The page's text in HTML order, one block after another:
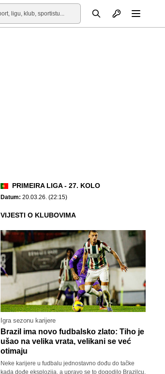
Otvori profil
PRIMEIRA LIGA - 27. KOLO
Datum: 20.03.26. (22:15)
VIJESTI O KLUBOVIMA
Igra sezonu karijere
Brazil ima novo fudbalsko zlato: Tiho je
ušao na velika vrata, velikani se već
otimaju
Neke karijere u fudbalu jednostavno dođu do tačke
kada dođe eksplozija, a upravo se to dogodilo Brazilcu,